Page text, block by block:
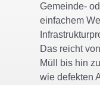
Gemeinde-
einfachem
Das reicht
Müll bis hin
wie defekten